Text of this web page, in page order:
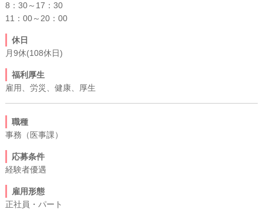
8：30～17：30
11：00～20：00
休日
月9休(108休日)
福利厚生
雇用、労災、健康、厚生
職種
事務（医事課）
応募条件
経験者優遇
雇用形態
正社員・パート